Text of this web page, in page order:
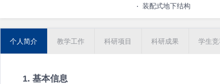
· 装配式地下结构
个人简介 教学工作 科研项目 科研成果 学生
1. 基本信息